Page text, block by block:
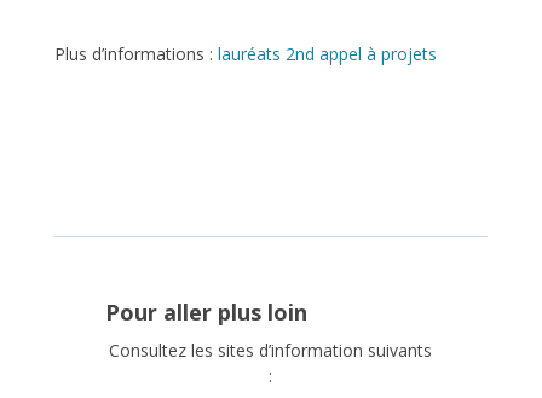
Plus d’informations : lauréats 2nd appel à projets
Pour aller plus loin
Consultez les sites d’information suivants
: